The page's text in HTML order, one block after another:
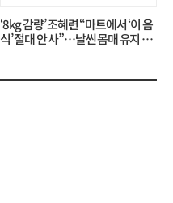
‘8kg 감량’ 조혜련 “마트에서 ‘이 음
식’ 절대 안 사”…날씬 몸매 유지 비